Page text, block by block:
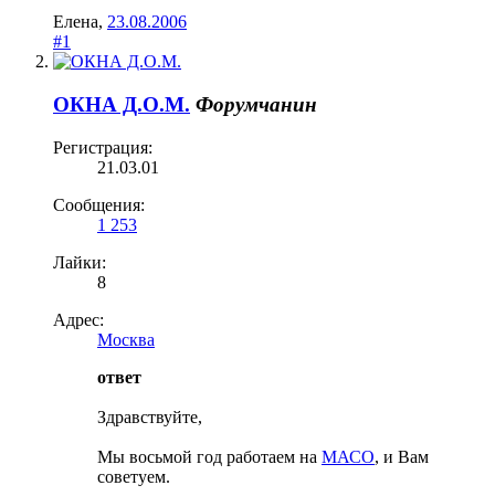
Елена, 23.08.2006
#1
ОКНА Д.О.М. Форумчанин
Регистрация:
21.03.01
Сообщения:
1 253
Лайки:
8
Адрес:
Москва
ответ
Здравствуйте,
Мы восьмой год работаем на МАСО, и Вам
советуем.